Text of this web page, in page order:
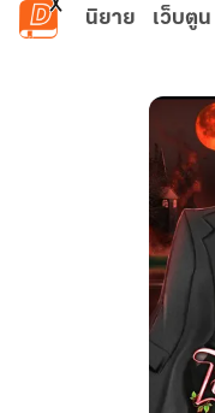
ข้ามไปยังเนื้อหาหลัก
นิยาย เว็บตูน